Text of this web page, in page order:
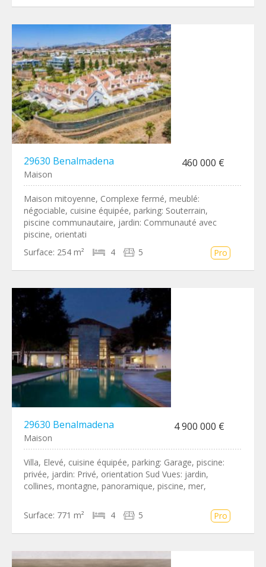
29630 Benalmadena 460 000 €
Maison
Maison mitoyenne, Complexe fermé, meublé:
négociable, cuisine équipée, parking: Souterrain,
piscine communautaire, jardin: Communauté avec
piscine, orientati
Surface: 254 m² 4 5 Pro
29630 Benalmadena 4 900 000 €
Maison
Villa, Elevé, cuisine équipée, parking: Garage, piscine:
privée, jardin: Privé, orientation Sud Vues: jardin,
collines, montagne, panoramique, piscine, mer,
Surface: 771 m² 4 5 Pro